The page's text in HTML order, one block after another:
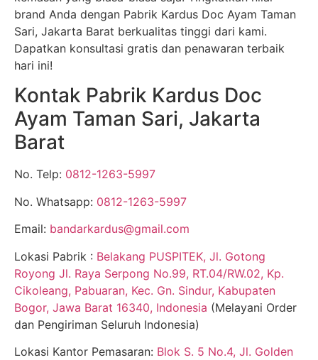
brand Anda dengan Pabrik Kardus Doc Ayam Taman
Sari, Jakarta Barat berkualitas tinggi dari kami.
Dapatkan konsultasi gratis dan penawaran terbaik
hari ini!
Kontak Pabrik Kardus Doc
Ayam Taman Sari, Jakarta
Barat
No. Telp: 0812-1263-5997
No. Whatsapp: 0812-1263-5997
Email: bandarkardus@gmail.com
Lokasi Pabrik : Belakang PUSPITEK, Jl. Gotong
Royong Jl. Raya Serpong No.99, RT.04/RW.02, Kp.
Cikoleang, Pabuaran, Kec. Gn. Sindur, Kabupaten
Bogor, Jawa Barat 16340, Indonesia (Melayani Order
dan Pengiriman Seluruh Indonesia)
Lokasi Kantor Pemasaran: Blok S. 5 No.4, Jl. Golden